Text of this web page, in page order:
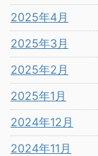
2025年4月
2025年3月
2025年2月
2025年1月
2024年12月
2024年11月